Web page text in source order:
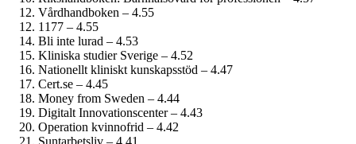
Vårdhandboken – 4.55
1177 – 4.55
Bli inte lurad – 4.53
Kliniska studier Sverige – 4.52
Nationellt kliniskt kunskapsstöd – 4.47
Cert.se – 4.45
Money from Sweden – 4.44
Digitalt Innovationscenter – 4.43
Operation kvinnofrid – 4.42